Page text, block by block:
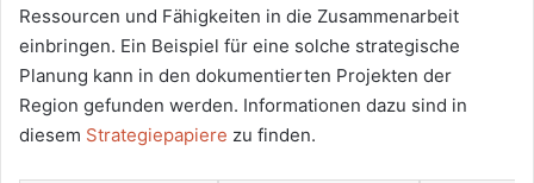
Ressourcen und Fähigkeiten in die Zusammenarbeit
einbringen. Ein Beispiel für eine solche strategische
Planung kann in den dokumentierten Projekten der
Region gefunden werden. Informationen dazu sind in
diesem Strategiepapiere zu finden.